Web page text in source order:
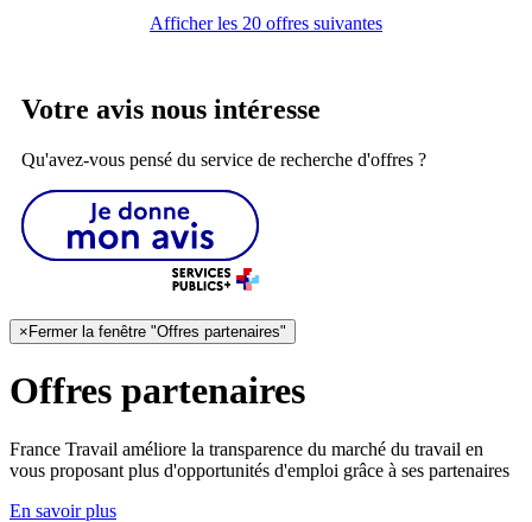
Afficher les 20 offres suivantes
Votre avis nous intéresse
Qu'avez-vous pensé du service de recherche d'offres ?
× Fermer la fenêtre "Offres partenaires"
Offres partenaires
France Travail améliore la transparence du marché du travail en
vous proposant plus d'opportunités d'emploi grâce à ses partenaires
En savoir plus